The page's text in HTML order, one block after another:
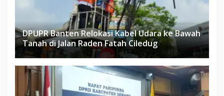
DPUPR Banten Relokasi Kabel Udara ke Bawah
Tanah di Jalan Raden Fatah Ciledug